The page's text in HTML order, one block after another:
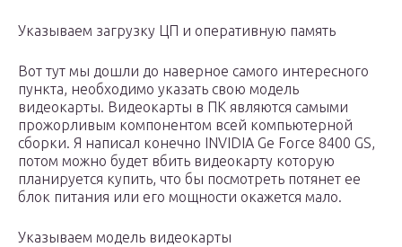
Указываем загрузку ЦП и оперативную память
Вот тут мы дошли до наверное самого интересного
пункта, необходимо указать свою модель
видеокарты. Видеокарты в ПК являются самыми
прожорливым компонентом всей компьютерной
сборки. Я написал конечно INVIDIA Ge Force 8400 GS,
потом можно будет вбить видеокарту которую
планируется купить, что бы посмотреть потянет ее
блок питания или его мощности окажется мало.
Указываем модель видеокарты